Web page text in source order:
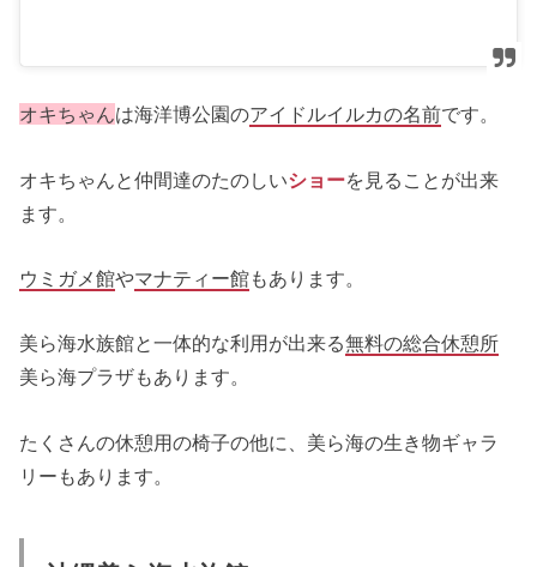
オキちゃんは海洋博公園のアイドルイルカの名前です。
オキちゃんと仲間達のたのしいショーを見ることが出来
ます。
ウミガメ館やマナティー館もあります。
美ら海水族館と一体的な利用が出来る無料の総合休憩所
美ら海プラザもあります。
たくさんの休憩用の椅子の他に、美ら海の生き物ギャラ
リーもあります。